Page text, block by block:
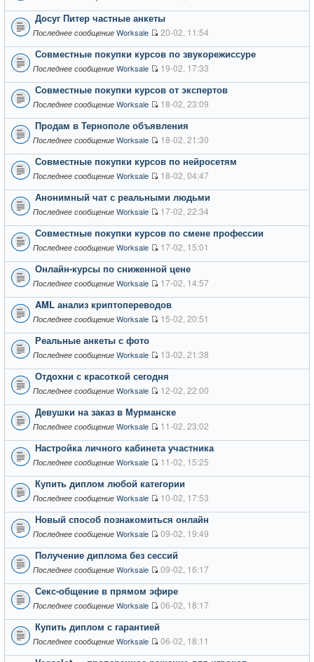
Досуг Питер частные анкеты
Последнее сообщение Worksale 20-02, 11:54
Совместные покупки курсов по звукорежиссуре
Последнее сообщение Worksale 19-02, 17:33
Совместные покупки курсов от экспертов
Последнее сообщение Worksale 18-02, 23:09
Продам в Тернополе объявления
Последнее сообщение Worksale 18-02, 21:30
Совместные покупки курсов по нейросетям
Последнее сообщение Worksale 18-02, 04:47
Анонимный чат с реальными людьми
Последнее сообщение Worksale 17-02, 22:34
Совместные покупки курсов по смене профессии
Последнее сообщение Worksale 17-02, 15:01
Онлайн-курсы по сниженной цене
Последнее сообщение Worksale 17-02, 14:57
AML анализ криптопереводов
Последнее сообщение Worksale 15-02, 20:51
Реальные анкеты с фото
Последнее сообщение Worksale 13-02, 21:38
Отдохни с красоткой сегодня
Последнее сообщение Worksale 12-02, 22:00
Девушки на заказ в Мурманске
Последнее сообщение Worksale 11-02, 23:02
Настройка личного кабинета участника
Последнее сообщение Worksale 11-02, 15:25
Купить диплом любой категории
Последнее сообщение Worksale 10-02, 17:53
Новый способ познакомиться онлайн
Последнее сообщение Worksale 09-02, 19:49
Получение диплома без сессий
Последнее сообщение Worksale 09-02, 16:17
Секс-общение в прямом эфире
Последнее сообщение Worksale 06-02, 18:17
Купить диплом с гарантией
Последнее сообщение Worksale 06-02, 18:11